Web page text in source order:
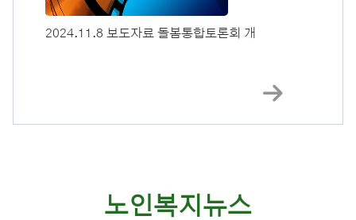
2024.11.8 보도자료 돌봄통합토론회 개
노인복지뉴스